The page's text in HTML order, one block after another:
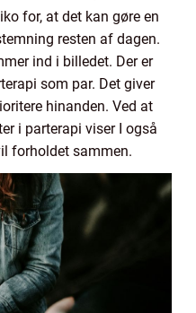
for, at det kan gøre en
resten af dagen.
ind i billedet. Der er
som par. Det giver
hinanden. Ved at
i parterapi viser I også
forholdet sammen.